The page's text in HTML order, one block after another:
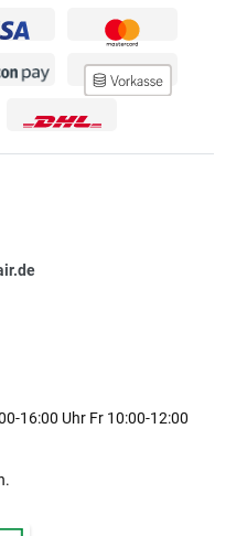
16:00 Uhr Fr 10:00-12:00